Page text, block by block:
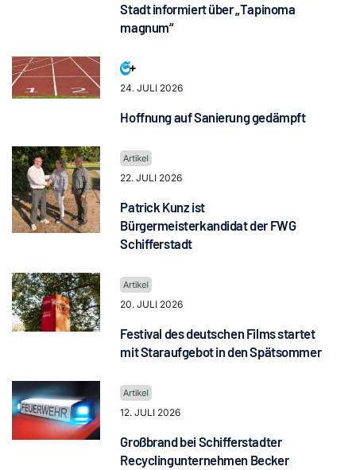
Stadt informiert über „Tapinoma
magnum“
24. JULI 2026
Hoffnung auf Sanierung gedämpft
22. JULI 2026
Patrick Kunz ist
Bürgermeisterkandidat der FWG
Schifferstadt
20. JULI 2026
Festival des deutschen Films startet
mit Staraufgebot in den Spätsommer
12. JULI 2026
Großbrand bei Schifferstadter
Recyclingunternehmen Becker